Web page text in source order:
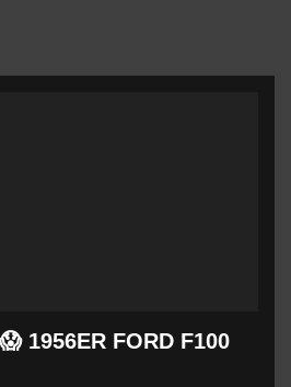
1956ER FORD F100